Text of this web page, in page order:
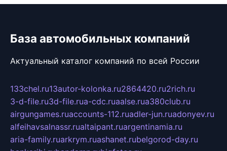
База автомобильных компаний
Актуальный каталог компаний по всей России
133chel.ru13autor-kolonka.ru2864420.ru2rich.ru
3-d-file.ru3d-file.rua-cdc.ruaalse.rua380club.ru
airgungames.ruaccounts-112.ruadler-jun.ruadonyev.ru
alfeihavsalnassr.rualtaipant.ruargentinamia.ru
aria-family.ruarkrym.ruashanet.rubelgorod-day.ru